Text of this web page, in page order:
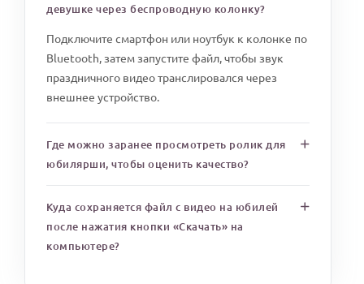
девушке через беспроводную колонку?
Подключите смартфон или ноутбук к колонке по
Bluetooth, затем запустите файл, чтобы звук
праздничного видео транслировался через
внешнее устройство.
Где можно заранее просмотреть ролик для
юбилярши, чтобы оценить качество?
Куда сохраняется файл с видео на юбилей
после нажатия кнопки «Скачать» на
компьютере?